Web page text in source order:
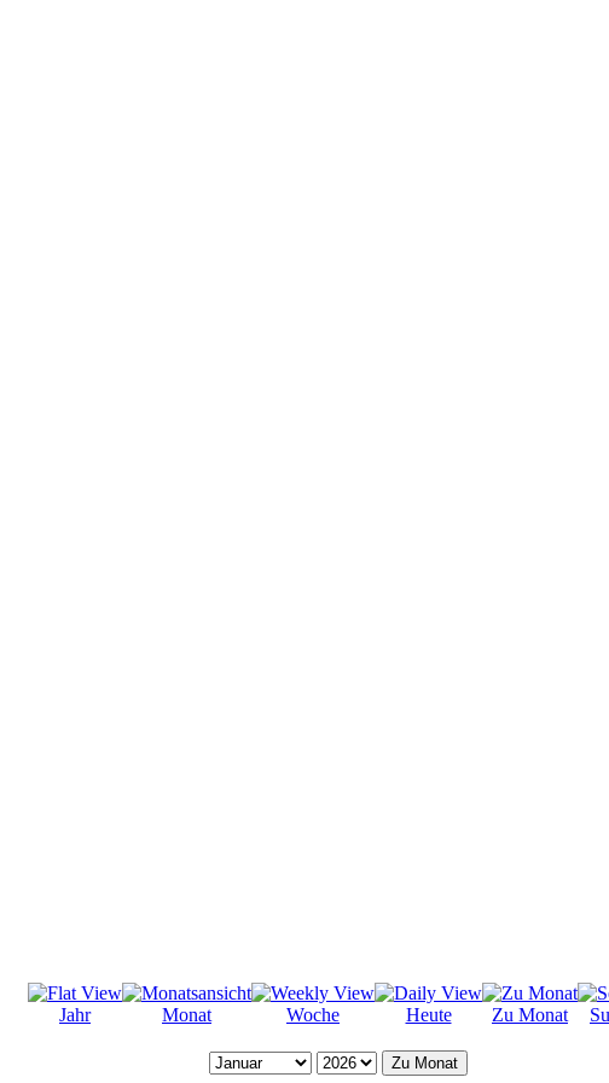
Jahr Monat Woche Heute Zu Monat
Zu Monat